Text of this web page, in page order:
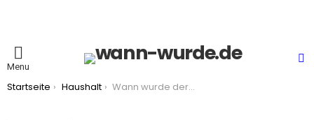
Menu
You are here:
Startseite Haushalt Wann wurde der Fön erfunden?